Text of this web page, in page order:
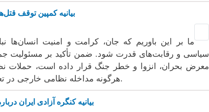
بیانیه کمپین توقف
ما بر این باوریم که جان، کرامت و امنیت انسان‌ها
سیاسی و رقابت‌های قدرت شود. ضمن تأکید بر مسئولیت
معرض بحران، انزوا و خطر جنگ قرار داده است، حملات
هرگونه مداخله نظامی خارجی در تعیین سرنوشت ملت ایران را نیز قویاً محکوم می‌کنیم.
بیانیه کنگره آزادی ایران